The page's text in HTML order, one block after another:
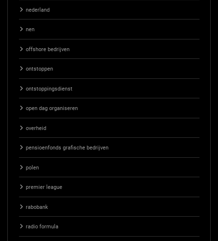
nederland
nen
offshore bedrijven
ontstoppen
ontstoppingsdienst
open dag organiseren
overheid
pensioenfonds grafische bedrijven
polen
premier league
rabobank
radio formula